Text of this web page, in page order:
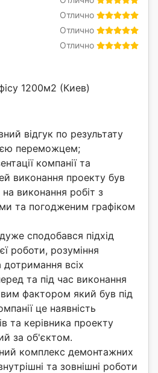
Отлично
Отлично
Отлично
1200м2 (Киев)
відгук по результату
переможцем;
компанії та
виконання проекту був
виконання робіт з
та погодженим графіком
сподобався підхід
роботи, розуміння
дотримання всіх
та під час виконання
фактором який був під
це наявність
та керівника проекту
за об'єктом.
комплекс демонтажних
та зовнішні роботи